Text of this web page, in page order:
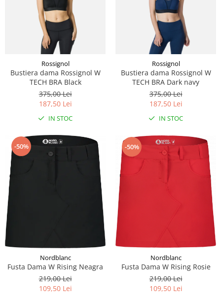
Rossignol
Bustiera dama Rossignol W
TECH BRA Black
375,00 Lei
187,50 Lei
IN STOC
Rossignol
Bustiera dama Rossignol W
TECH BRA Dark navy
375,00 Lei
187,50 Lei
IN STOC
-50%
Nordblanc
Fusta Dama W Rising Neagra
219,00 Lei
109,50 Lei
-50%
Nordblanc
Fusta Dama W Rising Rosie
219,00 Lei
109,50 Lei